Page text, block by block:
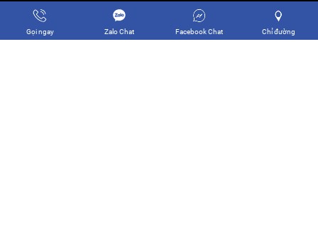
Gọi ngay Zalo Chat Facebook Chat Chỉ đường